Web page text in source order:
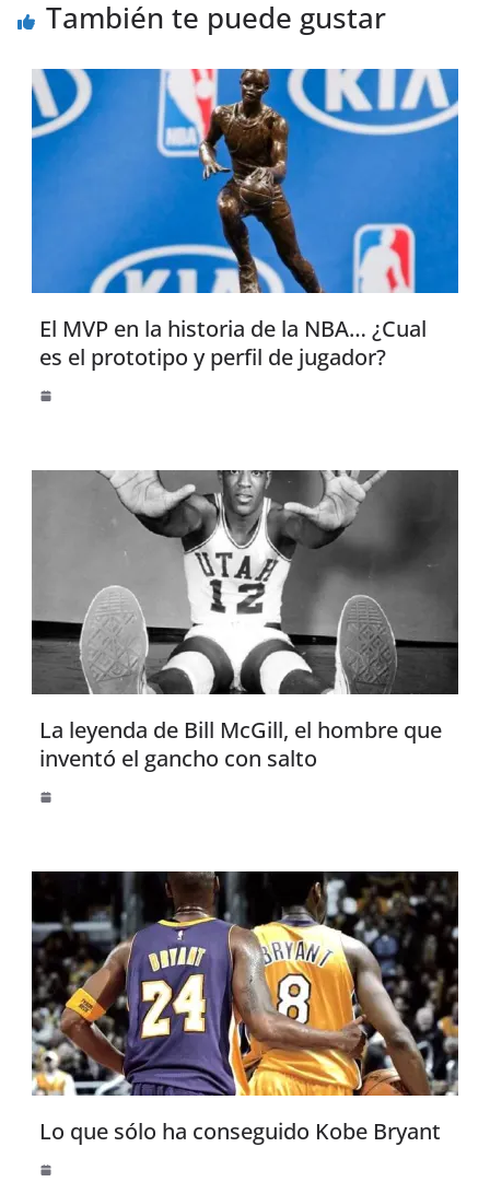
También te puede gustar
El MVP en la historia de la NBA… ¿Cual
es el prototipo y perfil de jugador?
La leyenda de Bill McGill, el hombre que
inventó el gancho con salto
Lo que sólo ha conseguido Kobe Bryant